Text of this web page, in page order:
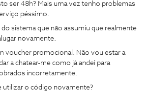
ser 48h? Mais uma vez tenho problemas
péssimo.
sistema que não assumiu que realmente
novamente.
voucher promocional. Não vou estar a
a chatear-me como já andei para
incorretamente.
utilizar o código novamente?